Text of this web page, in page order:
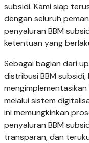
subsidi. Kami siap
dengan seluruh
penyaluran BBM
ketentuan yang
Sebagai bagian dari
distribusi BBM
melalui sistem
ini memungkinkan
penyaluran BBM
transparan, dan